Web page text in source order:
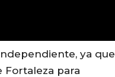
ya que
Fortaleza para